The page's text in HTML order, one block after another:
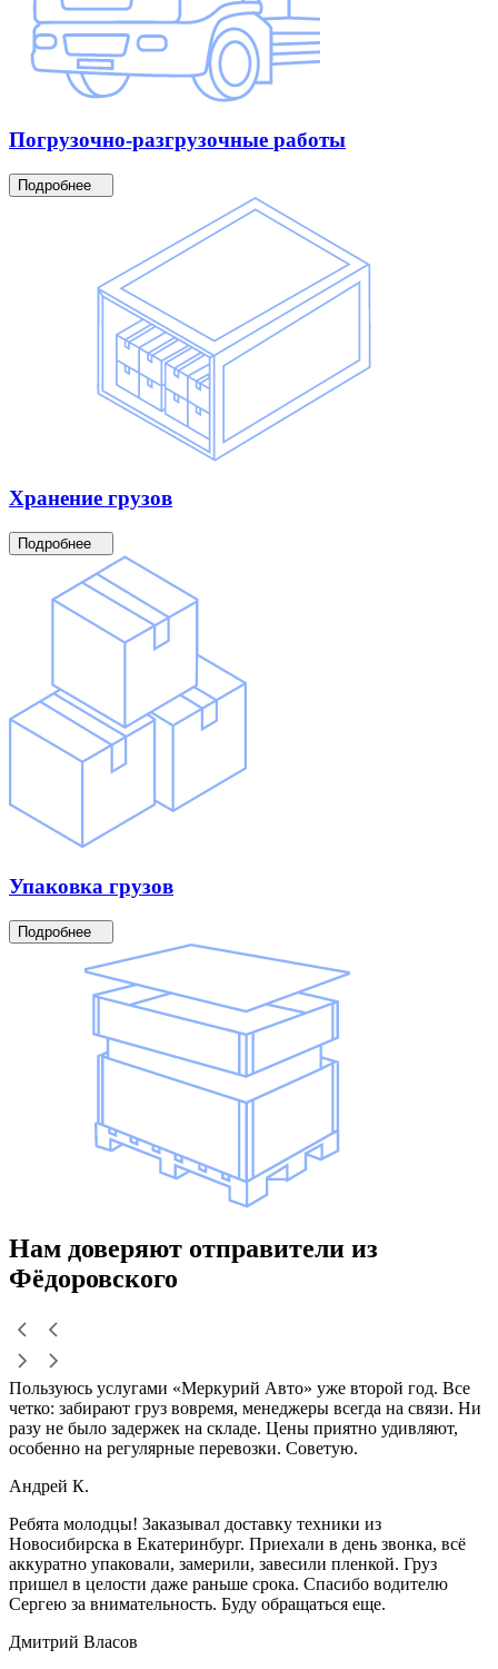
Погрузочно-разгрузочные работы
Подробнее
Хранение грузов
Подробнее
Упаковка грузов
Подробнее
Нам доверяют отправители из
Фёдоровского
Пользуюсь услугами «Меркурий Авто» уже второй год. Все
четко: забирают груз вовремя, менеджеры всегда на связи. Ни
разу не было задержек на складе. Цены приятно удивляют,
особенно на регулярные перевозки. Советую.
Андрей К.
Ребята молодцы! Заказывал доставку техники из
Новосибирска в Екатеринбург. Приехали в день звонка, всё
аккуратно упаковали, замерили, завесили пленкой. Груз
пришел в целости даже раньше срока. Спасибо водителю
Сергею за внимательность. Буду обращаться еще.
Дмитрий Власов